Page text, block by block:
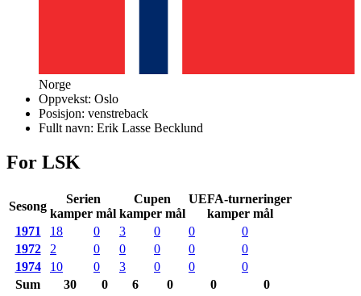
Norge
Oppvekst: Oslo
Posisjon: venstreback
Fullt navn: Erik Lasse Becklund
For LSK
Sesong
Serien
kamper mål
Cupen
kamper mål
UEFA-turneringer
kamper mål
1971
18 0 3 0 0
0
1972
2 0 0 0 0
0
1974
10 0 3 0 0
0
Sum
30 0 6 0 0 0